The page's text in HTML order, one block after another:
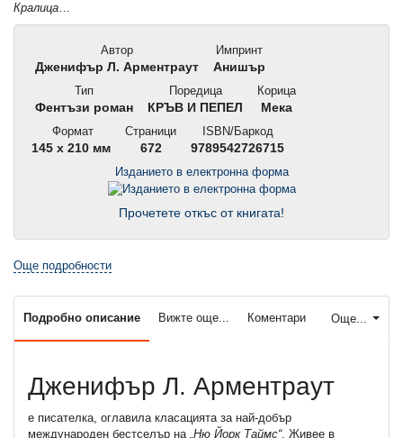
Кралица…
Автор
Дженифър Л. Арментраут
Импринт
Анишър
Тип
Фентъзи роман
Поредица
КРЪВ И ПЕПЕЛ
Корица
Мека
Формат
145 x 210 мм
Страници
672
ISBN/Баркод
9789542726715
Изданието в електронна форма
Прочетете откъс от книгата!
Още подробности
Още...
Подробно описание Вижте още... Коментари
Дженифър Л. Арментраут
е писателка, оглавила класацията за най-добър
международен бестселър на „Ню Йорк Таймс“. Живее в